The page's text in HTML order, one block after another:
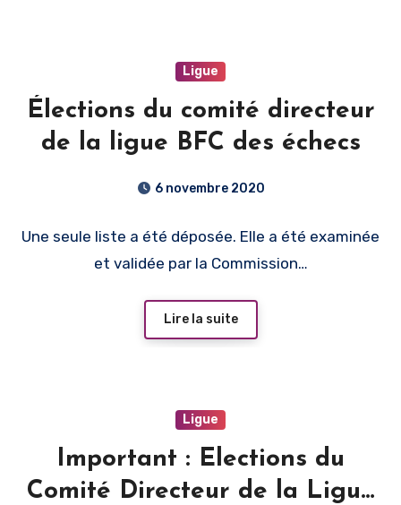
Ligue
Élections du comité directeur
de la ligue BFC des échecs
6 novembre 2020
Une seule liste a été déposée. Elle a été examinée
et validée par la Commission…
Lire la suite
Ligue
Important : Elections du
Comité Directeur de la Ligue